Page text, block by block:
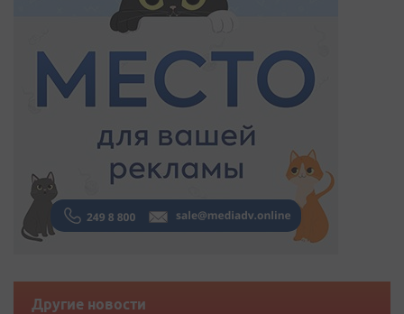
Другие новости